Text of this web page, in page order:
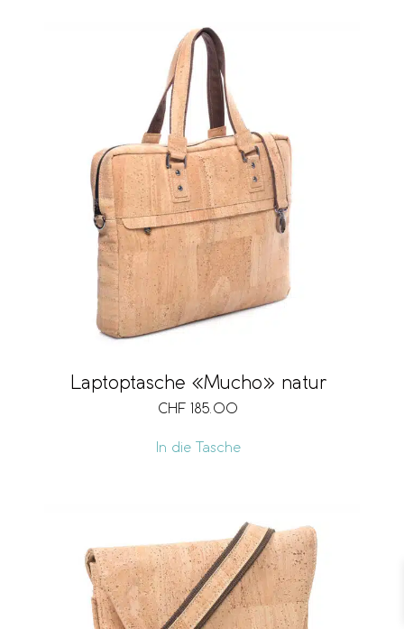
Laptoptasche «Mucho» natur
CHF 185.00
In die Tasche